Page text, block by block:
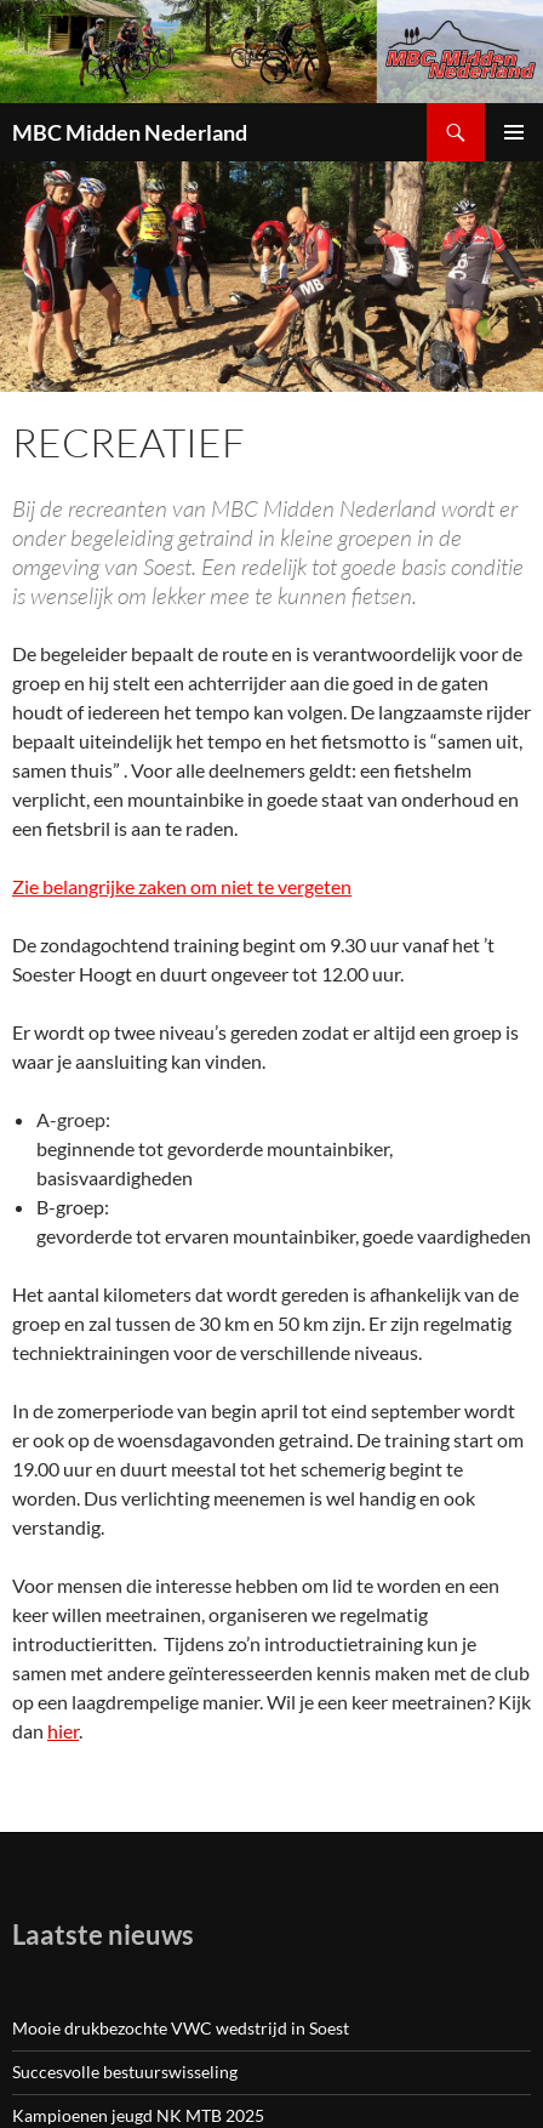
MBC Midden Nederland
MENU
NAAR
DE
INHOUD
RECREATIEF
Bij de recreanten van MBC Midden Nederland wordt er
onder begeleiding getraind in kleine groepen in de
omgeving van Soest. Een redelijk tot goede basis conditie
is wenselijk om lekker mee te kunnen fietsen.
De begeleider bepaalt de route en is verantwoordelijk voor de
groep en hij stelt een achterrijder aan die goed in de gaten
houdt of iedereen het tempo kan volgen. De langzaamste rijder
bepaalt uiteindelijk het tempo en het fietsmotto is“samen uit,
samen thuis” . Voor alle deelnemers geldt: een fietshelm
verplicht, een mountainbike in goede staat van onderhoud en
een fietsbril is aan te raden.
Zie belangrijke zaken om niet te vergeten
De zondagochtend training begint om 9.30 uur vanaf het ’t
Soester Hoogt en duurt ongeveer tot 12.00 uur.
Er wordt op twee niveau’s gereden zodat er altijd een groep is
waar je aansluiting kan vinden.
A-groep:
beginnende tot gevorderde mountainbiker,
basisvaardigheden
B-groep:
gevorderde tot ervaren mountainbiker, goede vaardigheden
Het aantal kilometers dat wordt gereden is afhankelijk van de
groep en zal tussen de 30 km en 50 km zijn. Er zijn regelmatig
techniektrainingen voor de verschillende niveaus.
In de zomerperiode van begin april tot eind september wordt
er ook op de woensdagavonden getraind. De training start om
19.00 uur en duurt meestal tot het schemerig begint te
worden. Dus verlichting meenemen is wel handig en ook
verstandig.
Voor mensen die interesse hebben om lid te worden en een
keer willen meetrainen, organiseren we regelmatig
introductieritten. Tijdens zo’n introductietraining kun je
samen met andere geïnteresseerden kennis maken met de club
op een laagdrempelige manier. Wil je een keer meetrainen? Kijk
dan hier.
Laatste nieuws
Mooie drukbezochte VWC wedstrijd in Soest
Succesvolle bestuurswisseling
Kampioenen jeugd NK MTB 2025